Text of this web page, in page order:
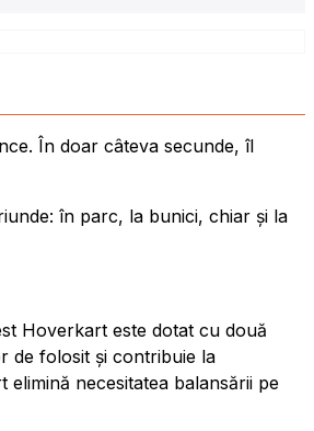
În doar câteva secunde, îl
în parc, la bunici, chiar și la
Hoverkart este dotat cu două
de folosit și contribuie la
necesitatea balansării pe